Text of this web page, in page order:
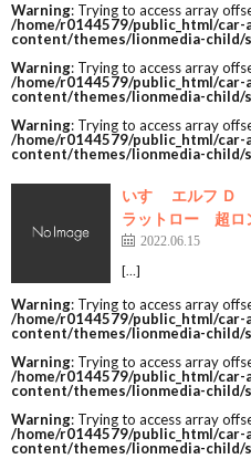
Warning: Trying to access array
/home/r0144579/public_html/car-
content/themes/lionmedia-child/
Warning: Trying to access array
/home/r0144579/public_html/car-
content/themes/lionmedia-child/
Warning: Trying to access array
/home/r0144579/public_html/car-
content/themes/lionmedia-child/
いすゞ エルフ
ラットロー 超ロ
2022.06.15
[…]
Warning: Trying to access array
/home/r0144579/public_html/car-
content/themes/lionmedia-child/
Warning: Trying to access array
/home/r0144579/public_html/car-
content/themes/lionmedia-child/
Warning: Trying to access array
/home/r0144579/public_html/car-
content/themes/lionmedia-child/